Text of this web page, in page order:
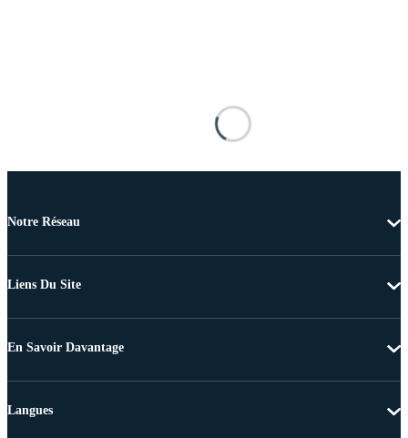
Notre Réseau
Liens Du Site
En Savoir Davantage
Langues